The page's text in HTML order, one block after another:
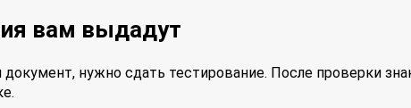
вам выдадут
нужно сдать тестирование. После проверки